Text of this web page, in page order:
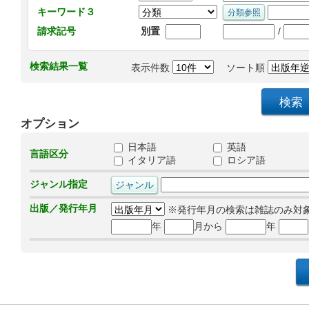
キーワード３
請求記号
別置 /
検索結果一覧 表示件数 ソート順
オプション
言語区分
日本語
英語
イタリア語
ロシア語
ジャンル指定
出版／発行年月
※発行年月の検索は雑誌のみ対
年
月から 年